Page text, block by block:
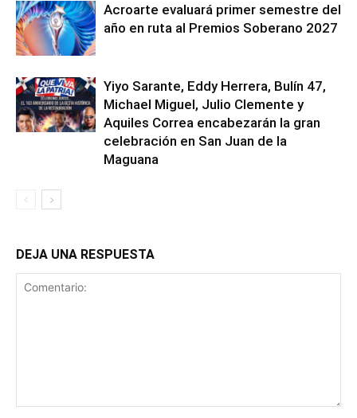
Acroarte evaluará primer semestre del
año en ruta al Premios Soberano 2027
Yiyo Sarante, Eddy Herrera, Bulín 47,
Michael Miguel, Julio Clemente y
Aquiles Correa encabezarán la gran
celebración en San Juan de la
Maguana
DEJA UNA RESPUESTA